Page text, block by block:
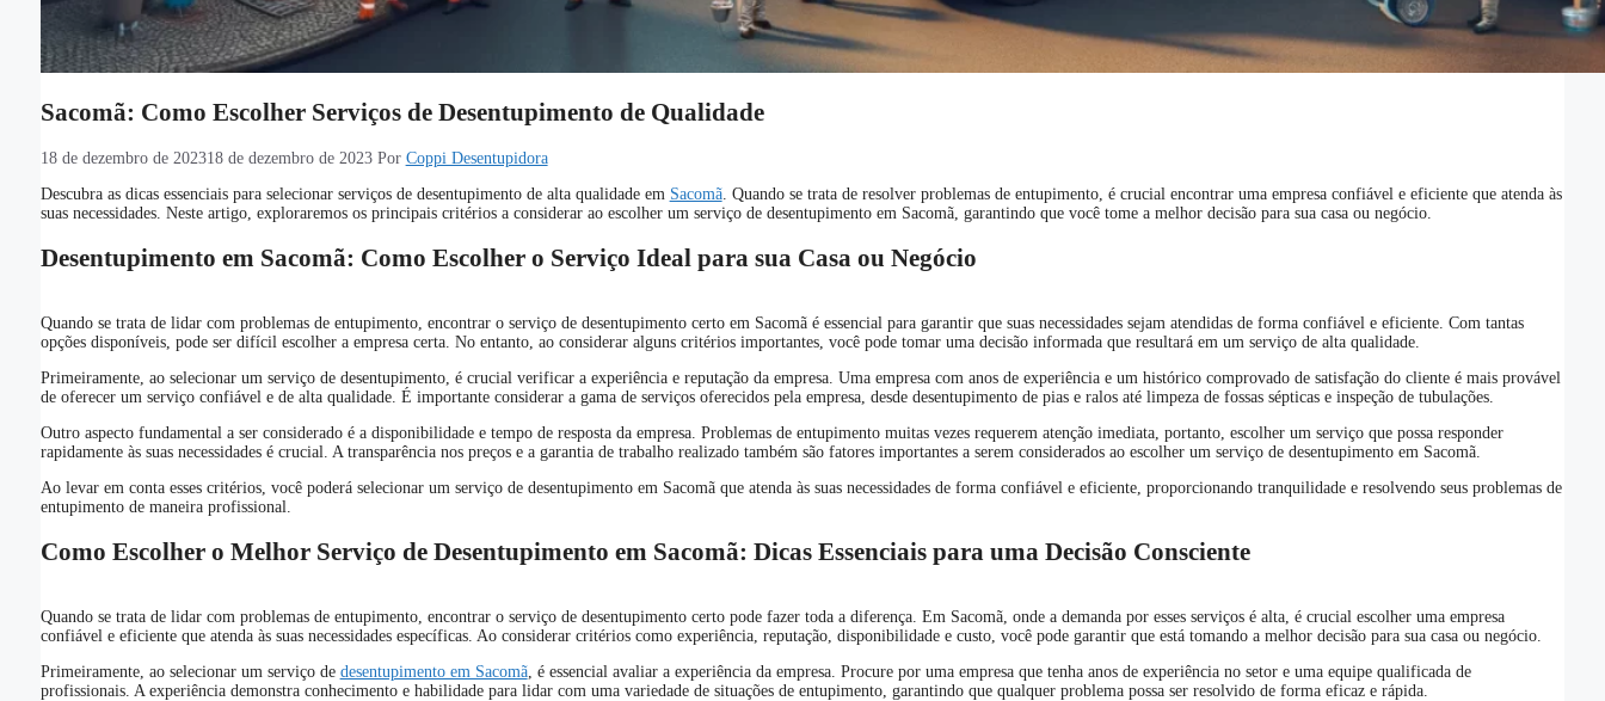
Sacomã: Como Escolher Serviços de Desentupimento de Qualidade
18 de dezembro de 202318 de dezembro de 2023 Por Coppi Desentupidora
Descubra as dicas essenciais para selecionar serviços de desentupimento de alta qualidade em Sacomã. Quando se trata de resolver problemas de entupimento, é crucial encontrar uma empresa confiável e eficiente que atenda às
suas necessidades. Neste artigo, exploraremos os principais critérios a considerar ao escolher um serviço de desentupimento em Sacomã, garantindo que você tome a melhor decisão para sua casa ou negócio.
Desentupimento em Sacomã: Como Escolher o Serviço Ideal para sua Casa ou Negócio
Quando se trata de lidar com problemas de entupimento, encontrar o serviço de desentupimento certo em Sacomã é essencial para garantir que suas necessidades sejam atendidas de forma confiável e eficiente. Com tantas
opções disponíveis, pode ser difícil escolher a empresa certa. No entanto, ao considerar alguns critérios importantes, você pode tomar uma decisão informada que resultará em um serviço de alta qualidade.
Primeiramente, ao selecionar um serviço de desentupimento, é crucial verificar a experiência e reputação da empresa. Uma empresa com anos de experiência e um histórico comprovado de satisfação do cliente é mais provável
de oferecer um serviço confiável e de alta qualidade. É importante considerar a gama de serviços oferecidos pela empresa, desde desentupimento de pias e ralos até limpeza de fossas sépticas e inspeção de tubulações.
Outro aspecto fundamental a ser considerado é a disponibilidade e tempo de resposta da empresa. Problemas de entupimento muitas vezes requerem atenção imediata, portanto, escolher um serviço que possa responder
rapidamente às suas necessidades é crucial. A transparência nos preços e a garantia de trabalho realizado também são fatores importantes a serem considerados ao escolher um serviço de desentupimento em Sacomã.
Ao levar em conta esses critérios, você poderá selecionar um serviço de desentupimento em Sacomã que atenda às suas necessidades de forma confiável e eficiente, proporcionando tranquilidade e resolvendo seus problemas de
entupimento de maneira profissional.
Como Escolher o Melhor Serviço de Desentupimento em Sacomã: Dicas Essenciais para uma Decisão Consciente
Quando se trata de lidar com problemas de entupimento, encontrar o serviço de desentupimento certo pode fazer toda a diferença. Em Sacomã, onde a demanda por esses serviços é alta, é crucial escolher uma empresa
confiável e eficiente que atenda às suas necessidades específicas. Ao considerar critérios como experiência, reputação, disponibilidade e custo, você pode garantir que está tomando a melhor decisão para sua casa ou negócio.
Primeiramente, ao selecionar um serviço de desentupimento em Sacomã, é essencial avaliar a experiência da empresa. Procure por uma empresa que tenha anos de experiência no setor e uma equipe qualificada de
profissionais. A experiência demonstra conhecimento e habilidade para lidar com uma variedade de situações de entupimento, garantindo que qualquer problema possa ser resolvido de forma eficaz e rápida.